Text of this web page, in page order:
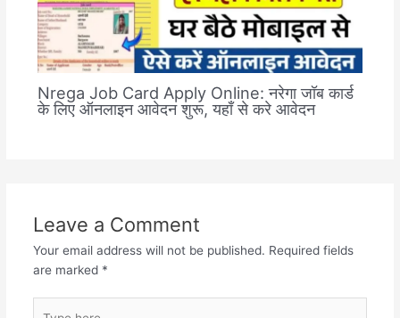
Nrega Job Card Apply Online: नरेगा जॉब कार्ड
के लिए ऑनलाइन आवेदन शुरू, यहाँ से करे आवेदन
Leave a Comment
Your email address will not be published. Required fields
are marked *